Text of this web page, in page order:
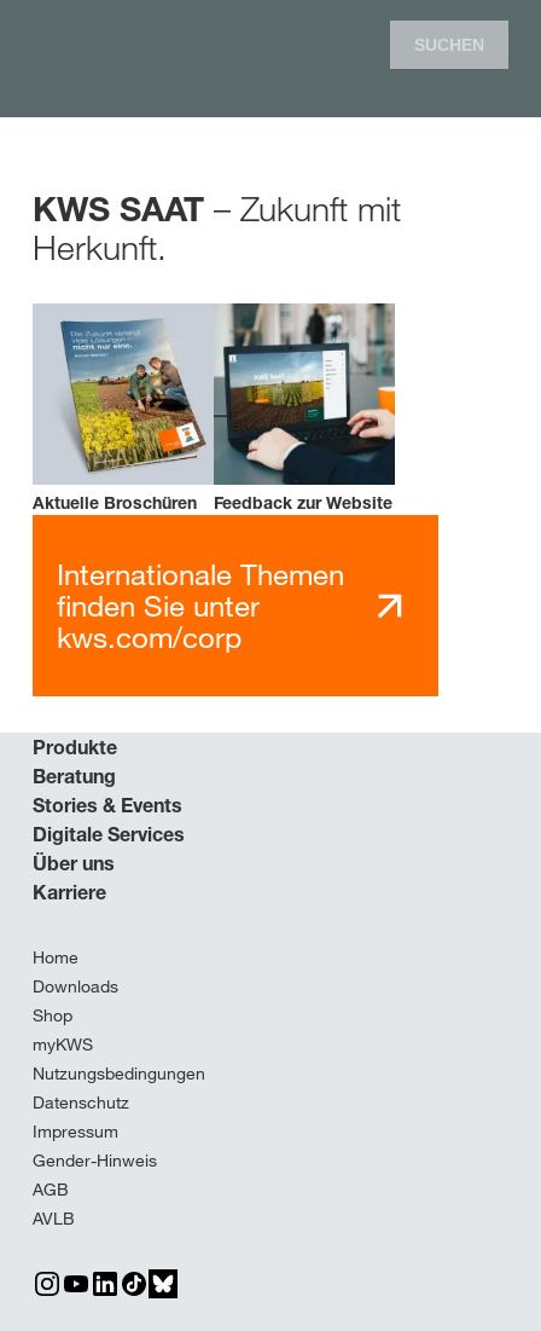
SUCHEN
KWS SAAT – Zukunft mit
Herkunft.
Aktuelle Broschüren Feedback zur Website
Internationale Themen
finden Sie unter
kws.com/corp
Produkte
Beratung
Stories & Events
Digitale Services
Über uns
Karriere
Home
Downloads
Shop
myKWS
Nutzungsbedingungen
Datenschutz
Impressum
Gender-Hinweis
AGB
AVLB